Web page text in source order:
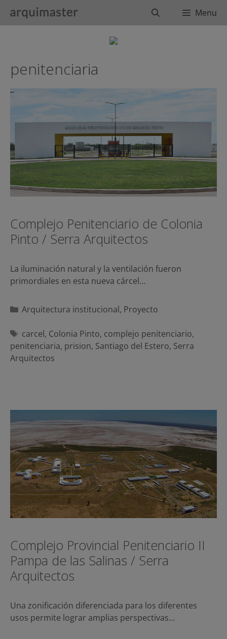
BuscarMenu
penitenciaria
Complejo Penitenciario de Colonia
Pinto / Serra Arquitectos
La iluminación natural y la ventilación fueron
primordiales en esta nueva cárcel…
Categorías
Arquitectura institucional, Proyecto
Etiquetas
carcel, Colonia Pinto, complejo penitenciario,
penitenciaria, prision, Santiago del Estero, Serra
Arquitectos
Complejo Provincial Penitenciario II
Pampa de las Salinas / Serra
Arquitectos
Una zonificación diferenciada para los diferentes
usos permite lograr amplias perspectivas…